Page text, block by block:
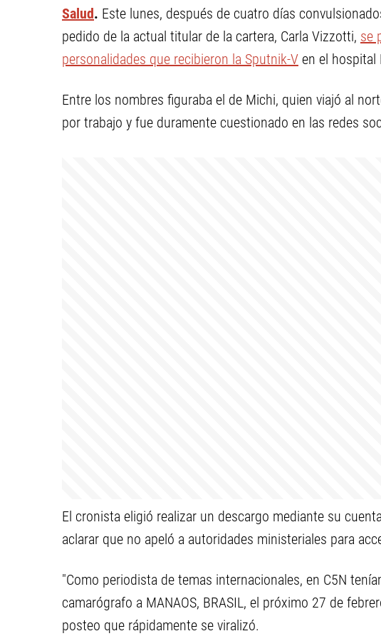
Salud. Este lunes, después de cuatro días
pedido de la actual titular de la cartera, Carla Vizzotti, se
personalidades que recibieron la Sputnik-V en el hospital
Entre los nombres figuraba el de Michi, quien viajó al
por trabajo y fue duramente cuestionado en las redes
El cronista eligió realizar un descargo mediante su
aclarar que no apeló a autoridades ministeriales para
"Como periodista de temas internacionales, en C5N
camarógrafo a MANAOS, BRASIL, el próximo 27 de
posteo que rápidamente se viralizó.